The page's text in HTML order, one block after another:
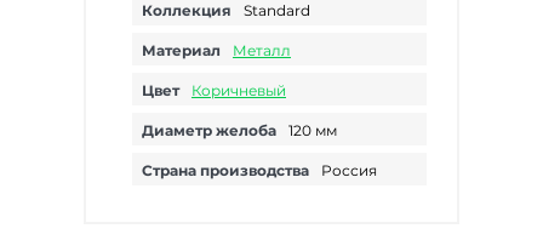
Коллекция Standard
Материал Металл
Цвет Коричневый
Диаметр желоба 120 мм
Страна производства Россия